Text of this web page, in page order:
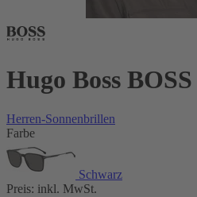
Hugo Boss
Herren-Sonnenbrillen
Farbe
Schwarz
Preis: inkl. MwSt.